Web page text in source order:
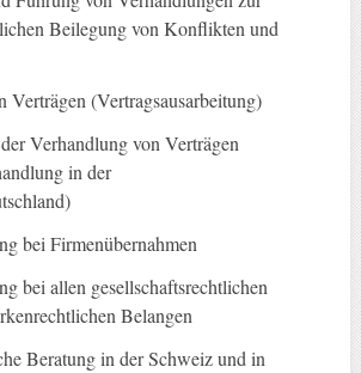
Beilegung von Konflikten und
Verträgen (Vertragsausarbeitung)
Verhandlung von Verträgen
in der
bei Firmenübernahmen
bei allen gesellschaftsrechtlichen
Belangen
Beratung in der Schweiz und in